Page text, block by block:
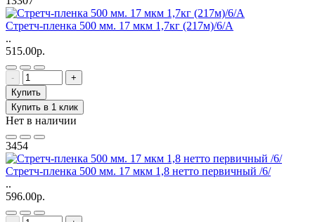
Стретч-пленка 500 мм. 17 мкм 1,7кг (217м)/6/А
..
515.00р.
-
+
Купить
Купить в 1 клик
Нет в наличии
3454
Стретч-пленка 500 мм. 17 мкм 1,8 нетто первичный /6/
..
596.00р.